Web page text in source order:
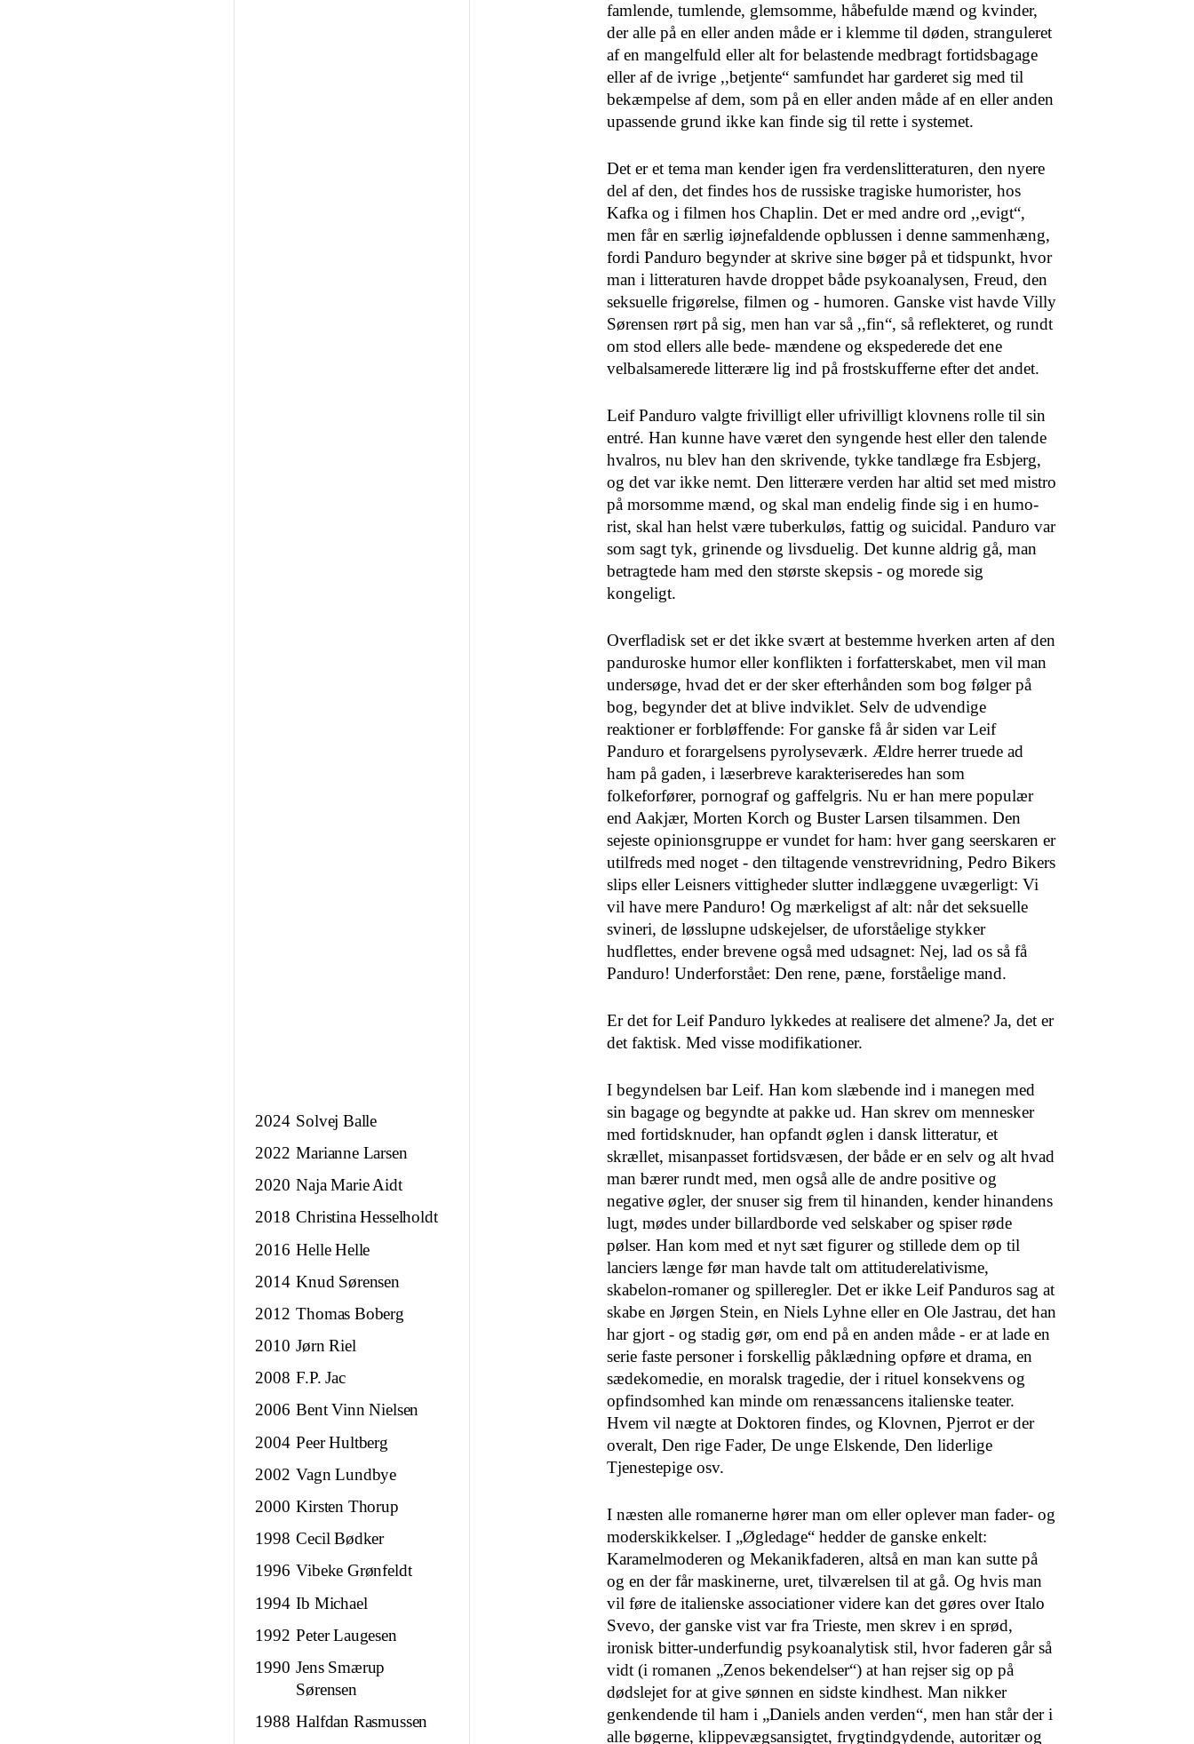
2024 Solvej Balle
2022 Marianne Larsen
2020 Naja Marie Aidt
2018 Christina Hesselholdt
2016 Helle Helle
2014 Knud Sørensen
2012 Thomas Boberg
2010 Jørn Riel
2008 F.P. Jac
2006 Bent Vinn Nielsen
2004 Peer Hultberg
2002 Vagn Lundbye
2000 Kirsten Thorup
1998 Cecil Bødker
1996 Vibeke Grønfeldt
1994 Ib Michael
1992 Peter Laugesen
1990 Jens Smærup
Sørensen
1988 Halfdan Rasmussen
famlende, tumlende, glemsomme, håbefulde mænd og kvinder,
der alle på en eller anden måde er i klemme til døden, stranguleret
af en mangelfuld eller alt for belastende medbragt fortidsbagage
eller af de ivrige ,,betjente“ samfundet har garderet sig med til
bekæm­pelse af dem, som på en eller anden måde af en eller an­den
upassende grund ikke kan finde sig til rette i syste­met.
Det er et tema man kender igen fra verdenslitteratu­ren, den nyere
del af den, det findes hos de russiske tra­giske humorister, hos
Kafka og i filmen hos Chaplin. Det er med andre ord ,,evigt“,
men får en særlig iøjnefalden­de opblussen i denne sammenhæng,
fordi Panduro be­gynder at skrive sine bøger på et tidspunkt, hvor
man i litteraturen havde droppet både psykoanalysen, Freud, den
seksuelle frigørelse, filmen og - humoren. Ganske vist havde Villy
Sørensen rørt på sig, men han var så ,,fin“, så reflekteret, og rundt
om stod ellers alle bede- mændene og ekspederede det ene
velbalsamerede litte­rære lig ind på frostskufferne efter det andet.
Leif Panduro valgte frivilligt eller ufrivilligt klovnens rolle til sin
entré. Han kunne have været den syngende hest eller den talende
hvalros, nu blev han den skriven­de, tykke tandlæge fra Esbjerg,
og det var ikke nemt. Den litterære verden har altid set med mistro
på mor­somme mænd, og skal man endelig finde sig i en humo­
rist, skal han helst være tuberkuløs, fattig og suicidal. Panduro var
som sagt tyk, grinende og livsduelig. Det kunne aldrig gå, man
betragtede ham med den største skepsis - og morede sig
kongeligt.
Overfladisk set er det ikke svært at bestemme hverken arten af den
panduroske humor eller konflikten i forfat­terskabet, men vil man
undersøge, hvad det er der sker efterhånden som bog følger på
bog, begynder det at blive indviklet. Selv de udvendige
reaktioner er forbløffende: For ganske få år siden var Leif
Panduro et forargelsens pyrolyseværk. Ældre herrer truede ad
ham på gaden, i læserbreve karakteriseredes han som
folkeforfører, por­nograf og gaffelgris. Nu er han mere populær
end Aakjær, Morten Korch og Buster Larsen tilsammen. Den
sejeste opinionsgruppe er vundet for ham: hver gang seerskaren er
utilfreds med noget - den tiltagende venstrevridning, Pedro Bikers
slips eller Leisners vittigheder slutter indlæggene uvægerligt: Vi
vil have mere Pan­duro! Og mærkeligst af alt: når det seksuelle
svineri, de løsslupne udskejelser, de uforståelige stykker
hudflettes, ender brevene også med udsagnet: Nej, lad os så få
Pan­duro! Underforstået: Den rene, pæne, forståelige mand.
Er det for Leif Panduro lykkedes at realisere det al­mene? Ja, det er
det faktisk. Med visse modifikationer.
I begyndelsen bar Leif. Han kom slæbende ind i ma­negen med
sin bagage og begyndte at pakke ud. Han skrev om mennesker
med fortidsknuder, han opfandt øg­len i dansk litteratur, et
skrællet, misanpasset fortidsvæ­sen, der både er en selv og alt hvad
man bærer rundt med, men også alle de andre positive og
negative øgler, der snuser sig frem til hinanden, kender hinandens
lugt, mødes under billardborde ved selskaber og spiser røde
pølser. Han kom med et nyt sæt figurer og stillede dem op til
lanciers længe før man havde talt om attitude­relativisme,
skabelon-romaner og spilleregler. Det er ikke Leif Panduros sag at
skabe en Jørgen Stein, en Niels Lyhne eller en Ole Jastrau, det han
har gjort - og stadig gør, om end på en anden måde - er at lade en
serie faste personer i forskellig påklædning opføre et drama, en
sædekomedie, en moralsk tragedie, der i rituel konse­kvens og
opfindsomhed kan minde om renæssancens ita­lienske teater.
Hvem vil nægte at Doktoren findes, og Klovnen, Pjerrot er der
overalt, Den rige Fader, De unge Elskende, Den liderlige
Tjenestepige osv.
I næsten alle romanerne hører man om eller oplever man fader- og
moderskikkelser. I „Øgledage“ hedder de ganske enkelt:
Karamelmoderen og Mekanikfaderen, altså en man kan sutte på
og en der får maskinerne, uret, tilværelsen til at gå. Og hvis man
vil føre de italienske associationer videre kan det gøres over Italo
Svevo, der ganske vist var fra Trieste, men skrev i en sprød,
ironisk bitter-underfundig psykoanalytisk stil, hvor faderen går så
vidt (i romanen „Zenos bekendelser“) at han rejser sig op på
dødslejet for at give sønnen en sidste kindhest. Man nikker
genkendende til ham i „Daniels anden ver­den“, men han står der i
alle bøgerne, klippevægsansig­tet, frygtindgydende, autoritær og